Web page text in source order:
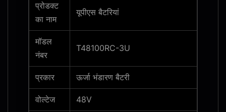
प्रोडक्ट
का नाम
यूपीएस बैटरियां
मॉडल
नंबर
T48100RC-3U
प्रकार ऊर्जा भंडारण बैटरी
वोल्टेज 48V